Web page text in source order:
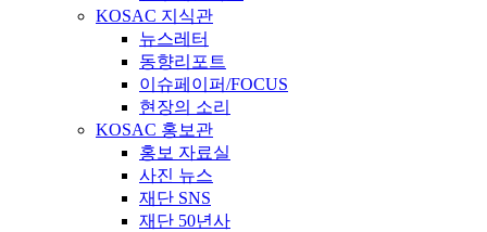
KOSAC 지식관
뉴스레터
동향리포트
이슈페이퍼/FOCUS
현장의 소리
KOSAC 홍보관
홍보 자료실
사진 뉴스
재단 SNS
재단 50년사